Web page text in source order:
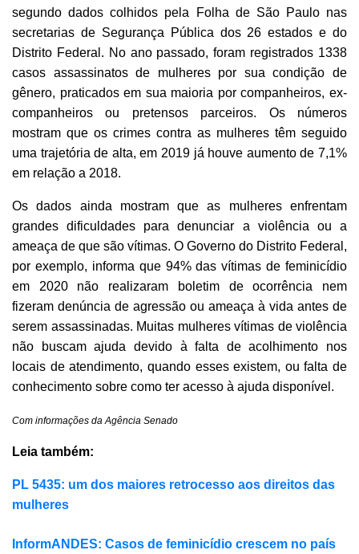
segundo dados colhidos pela Folha de São Paulo nas
secretarias de Segurança Pública dos 26 estados e do
Distrito Federal. No ano passado, foram registrados 1338
casos assassinatos de mulheres por sua condição de
gênero, praticados em sua maioria por companheiros, ex-
companheiros ou pretensos parceiros. Os números
mostram que os crimes contra as mulheres têm seguido
uma trajetória de alta, em 2019 já houve aumento de 7,1%
em relação a 2018.
Os dados ainda mostram que as mulheres enfrentam
grandes dificuldades para denunciar a violência ou a
ameaça de que são vítimas. O Governo do Distrito Federal,
por exemplo, informa que 94% das vítimas de feminicídio
em 2020 não realizaram boletim de ocorrência nem
fizeram denúncia de agressão ou ameaça à vida antes de
serem assassinadas. Muitas mulheres vítimas de violência
não buscam ajuda devido à falta de acolhimento nos
locais de atendimento, quando esses existem, ou falta de
conhecimento sobre como ter acesso à ajuda disponível.
Com informações da Agência Senado
Leia também:
PL 5435: um dos maiores retrocesso aos direitos das
mulheres
InformANDES: Casos de feminicídio crescem no país